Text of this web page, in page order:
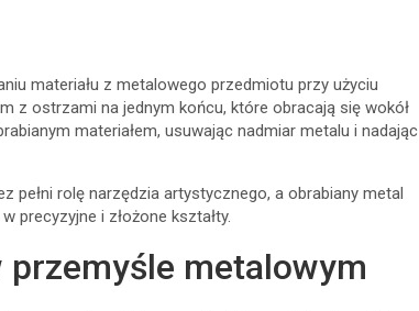
materiału z metalowego przedmiotu przy użyciu
z ostrzami na jednym końcu, które obracają się wokół
materiałem, usuwając nadmiar metalu i nadając
pełni rolę narzędzia artystycznego, a obrabiany metal
precyzyjne i złożone kształty.
metalowym